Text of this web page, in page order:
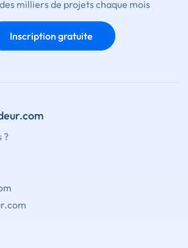
milliers de projets chaque mois
Inscription gratuite
?